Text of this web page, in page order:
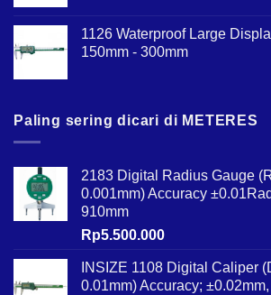
1126 Waterproof Large
150mm - 300mm
Paling sering dicari di METERES
2183 Digital Radius Gauge
0.001mm) Accuracy
910mm
Rp5.500.000
INSIZE 1108 Digital Caliper
0.01mm) Accuracy;